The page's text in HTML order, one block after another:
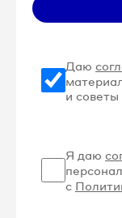
Даю
и советы
Я даю
с